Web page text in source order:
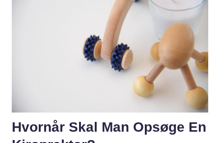
Hvornår Skal Man Opsøge En